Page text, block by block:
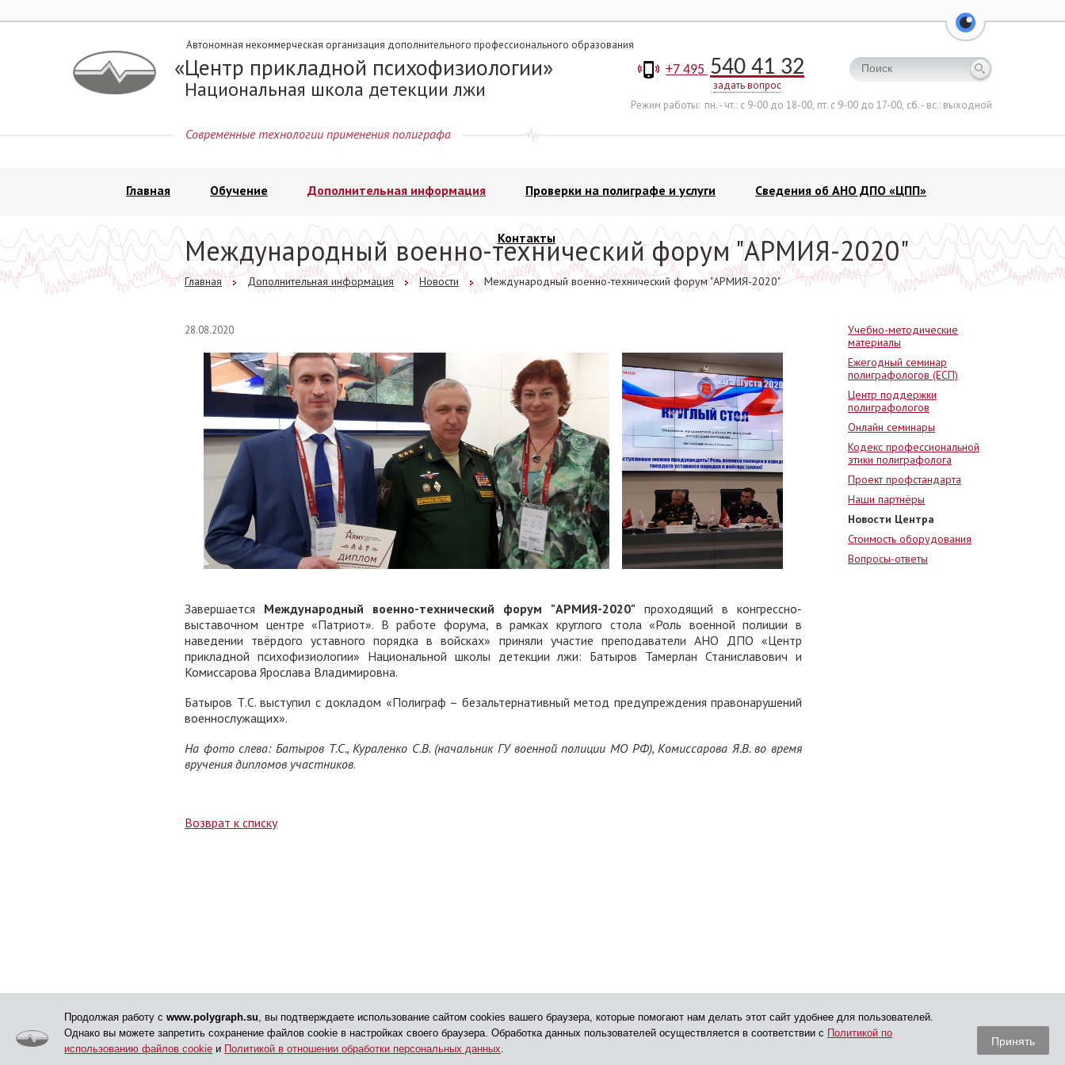
перейти на
+7 495 540 41 32
задать вопрос
Автономная некоммерческая организация дополнительного профессионального образования
Центр прикладной психофизиологии
Национальная школа детекции лжи
Режим работы: пн. - чт.: с 9-00 до 18-00, пт. с 9-00 до 17-00, сб. - вс.: выходной
Современные технологии применения полиграфа
Главная Обучение Дополнительная информация Проверки на полиграфе и услуги Сведения об АНО ДПО «ЦПП»
Контакты
Международный военно-технический форум "АРМИЯ-2020"
Главная Дополнительная информация Новости Международный военно-технический форум "АРМИЯ-2020"
Учебно-методические
материалы
Ежегодный семинар
полиграфологов (ЕСП)
Центр поддержки
полиграфологов
Онлайн семинары
Кодекс профессиональной
этики полиграфолога
Проект профстандарта
Наши партнёры
Новости Центра
Стоимость оборудования
Вопросы-ответы
28.08.2020
Завершается Международный военно-технический форум "АРМИЯ-2020"проходящий в конгрессно-
выставочном центре «Патриот». В работе форума, в рамках круглого стола «Роль военной полиции в
наведении твёрдого уставного порядка в войсках» приняли участие преподаватели АНО ДПО «Центр
прикладной психофизиологии» Национальной школы детекции лжи: Батыров Тамерлан Станиславович и
Комиссарова Ярослава Владимировна.
Батыров Т.С. выступил с докладом «Полиграф – безальтернативный метод предупреждения правонарушений
военнослужащих».
На фото слева: Батыров Т.С., Кураленко С.В. (начальник ГУ военной полиции МО РФ), Комиссарова Я.В. во время
вручения дипломов участников.
Возврат к списку
Продолжая работу сwww.polygraph.su, вы подтверждаете использование сайтом cookies вашего браузера, которые помогают нам делать этот сайт удобнее для пользователей.
Однако вы можете запретить сохранение файлов cookie в настройках своего браузера. Обработка данных пользователей осуществляется в соответствии с Политикой по
использованию файлов cookie и Политикой в отношении обработки персональных данных.
Принять